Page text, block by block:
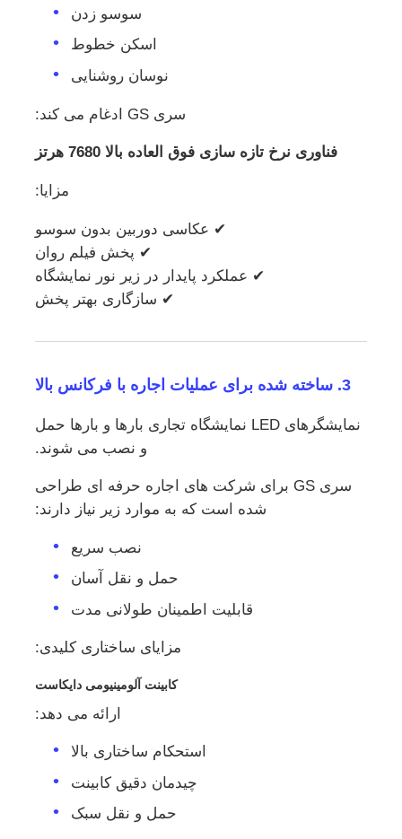
سوسو زدن
اسکن خطوط
نوسان روشنایی
سری GS ادغام می کند:
فناوری نرخ تازه سازی فوق العاده بالا 7680 هرتز
مزایا:
✔ عکاسی دوربین بدون سوسو
✔ پخش فیلم روان
✔ عملکرد پایدار در زیر نور نمایشگاه
✔ سازگاری بهتر پخش
3. ساخته شده برای عملیات اجاره با فرکانس بالا
نمایشگرهای LED نمایشگاه تجاری بارها و بارها حمل
و نصب می شوند.
سری GS برای شرکت های اجاره حرفه ای طراحی
شده است که به موارد زیر نیاز دارند:
نصب سریع
حمل و نقل آسان
قابلیت اطمینان طولانی مدت
مزایای ساختاری کلیدی:
کابینت آلومینیومی دایکاست
ارائه می دهد:
استحکام ساختاری بالا
چیدمان دقیق کابینت
حمل و نقل سبک